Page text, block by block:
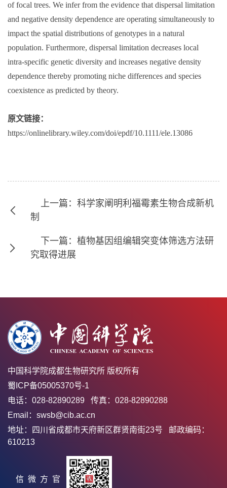
of focal trees. We infer from the evidence that dispersal limitation
and negative density dependence are operating simultaneously to
impact the spatial distributions of genotypes in a natural
population. Furthermore, dispersal limitation decreases local
intra‐specific genetic diversity and increases negative density
dependence thereby promoting niche differences and species
coexistence as predicted by theory.
原文链接：
https://onlinelibrary.wiley.com/doi/epdf/10.1111/ele.13086
上一篇：科学家阐明利福霉素生物合成新机
制
下一篇：植物基因组编辑突变体筛选方法研
究取得进展
中国科学院成都生物研究所 版权所有
蜀ICP备05005370号-1
电话：028-82890289 传真：028-82890288
Email：swsb@cib.ac.cn
地址：四川省成都市天府新区群贤南街23号 邮政编码：
610213
官方微信